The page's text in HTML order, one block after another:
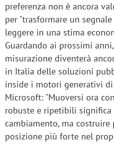
preferenza non è ancora
per "trasformare un
leggere in una stima
Guardando ai prossimi
misurazione diventerà
in Italia delle soluzioni
inside i motori generativi di
Microsoft: "Muoversi ora
robuste e ripetibili
cambiamento, ma
posizione più forte nel